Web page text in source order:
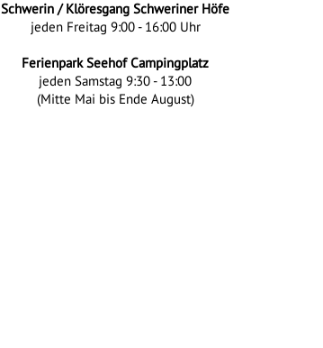
Schwerin / Klöresgang Schweriner Höfe
jeden Freitag 9:00 - 16:00 Uhr
Ferienpark Seehof Campingplatz
jeden Samstag 9:30 - 13:00
(Mitte Mai bis Ende August)